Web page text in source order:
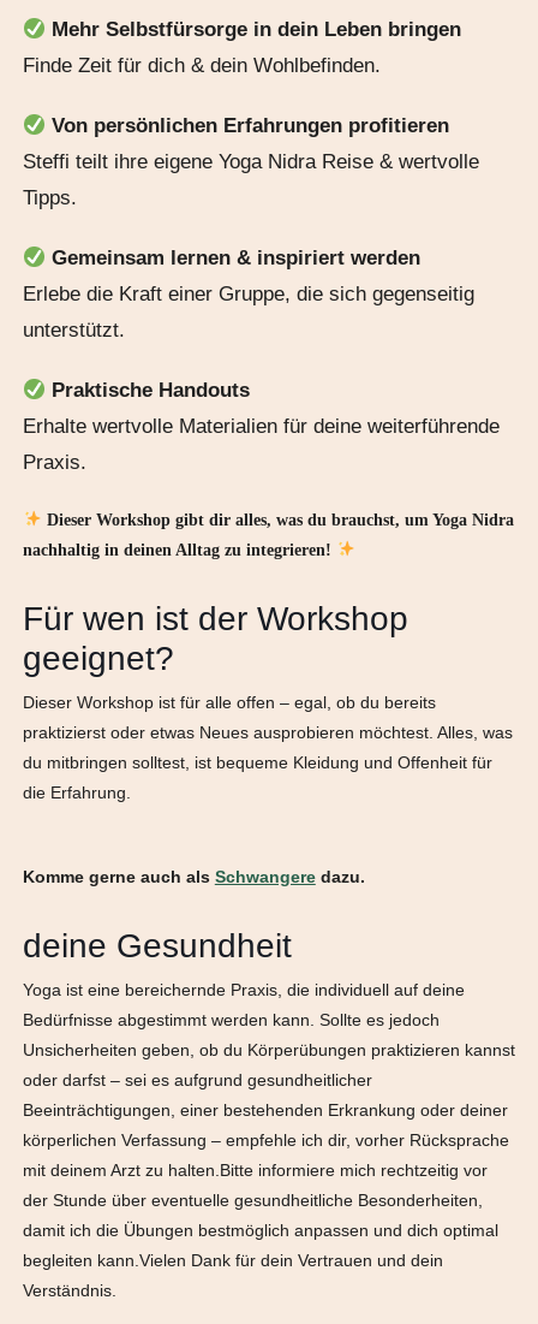
Mehr Selbstfürsorge in dein Leben bringen
Finde Zeit für dich & dein Wohlbefinden.
Von persönlichen Erfahrungen profitieren
Steffi teilt ihre eigene Yoga Nidra Reise & wertvolle
Tipps.
Gemeinsam lernen & inspiriert werden
Erlebe die Kraft einer Gruppe, die sich gegenseitig
unterstützt.
Praktische Handouts
Erhalte wertvolle Materialien für deine weiterführende
Praxis.
Dieser Workshop gibt dir alles, was du brauchst, um Yoga Nidra
nachhaltig in deinen Alltag zu integrieren!
Für wen ist der Workshop
geeignet?
Dieser Workshop ist für alle offen – egal, ob du bereits
praktizierst oder etwas Neues ausprobieren möchtest. Alles, was
du mitbringen solltest, ist bequeme Kleidung und Offenheit für
die Erfahrung.
Komme gerne auch als Schwangeredazu.
deine Gesundheit
Yoga ist eine bereichernde Praxis, die individuell auf deine
Bedürfnisse abgestimmt werden kann. Sollte es jedoch
Unsicherheiten geben, ob du Körperübungen praktizieren kannst
oder darfst – sei es aufgrund gesundheitlicher
Beeinträchtigungen, einer bestehenden Erkrankung oder deiner
körperlichen Verfassung – empfehle ich dir, vorher Rücksprache
mit deinem Arzt zu halten.Bitte informiere mich rechtzeitig vor
der Stunde über eventuelle gesundheitliche Besonderheiten,
damit ich die Übungen bestmöglich anpassen und dich optimal
begleiten kann.Vielen Dank für dein Vertrauen und dein
Verständnis.